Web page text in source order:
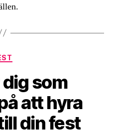
Kategorier
som
att hyra
din fest